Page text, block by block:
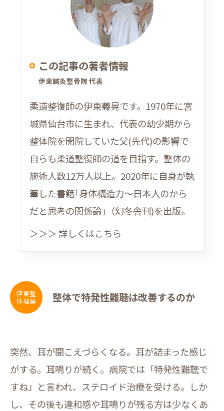
この記事の著者情報
伊東鍼灸整骨院 代表
柔道整復師の伊東義晃です。1970年に宮
城県仙台市に生まれ、代表の幼少期から
整体院を開院していた父(先代)の影響で
自らも柔道整復師の道を目指す。整体の
施術人数12万人以上。2020年に自身が執
筆した書籍｢身体構造力〜日本人のから
だと思考の関係論｣（幻冬舎刊)を出版。
＞＞＞ 詳しくはこちら
整体で特発性難聴は改善するのか
伊東整
体理論
突然、耳が聞こえづらくなる。耳が詰まった感じ
がする。耳鳴りが続く。病院では「特発性難聴で
すね」と言われ、ステロイド治療を受ける。しか
し、その後も違和感や耳鳴りが残る方は少なくあ